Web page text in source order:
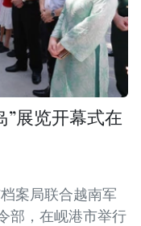
展览开幕式在
案局联合越南军
部，在岘港市举行